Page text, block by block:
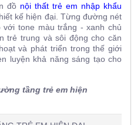
đồ nội thất trẻ em nhập khẩu
kế hiện đại. Từng đường nét
tone màu trắng - xanh chủ
trẻ trung và sôi động cho căn
và phát triển trong thế giới
luyện khả năng sáng tạo cho
tầng trẻ em hiện